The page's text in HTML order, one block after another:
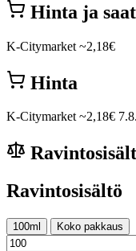
Hinta ja
K-Citymarket ~2,18€
Hinta
K-Citymarket ~2,18€
Ravintosisältö
100ml Koko pakkaus